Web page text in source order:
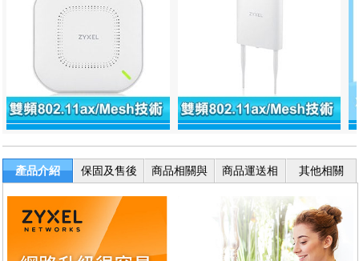
產品介紹
保固及售後
服務
商品相關與
退換貨
商品運送相
其他相關